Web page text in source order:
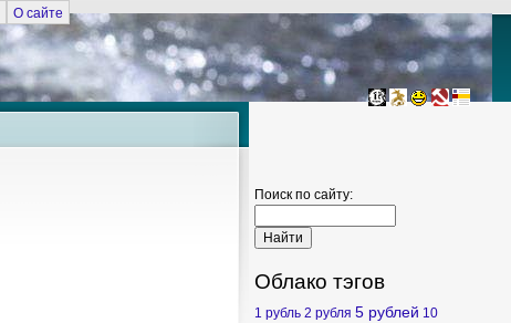
О сайте
Поиск по сайту:
Облако тэгов
1 рубль 2 рубля 5 рублей 10